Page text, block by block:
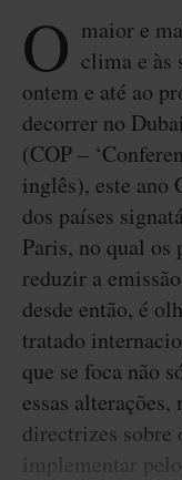
O maior e
clima e às
ontem e até ao
decorrer no
(COP –
inglês), este ano
dos países
Paris, no qual os
reduzir a
desde então, é
tratado
que se foca não
essas
directrizes sobre
implementar